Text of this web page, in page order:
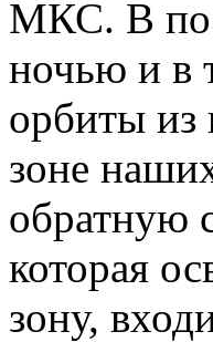
МКС. В
ночью и в
орбиты из
зоне
обратную
которая
зону,